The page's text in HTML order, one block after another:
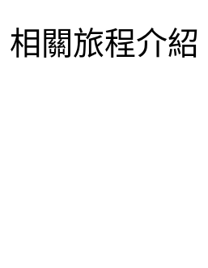
相關旅程介紹